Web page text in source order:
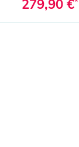
279,90 €